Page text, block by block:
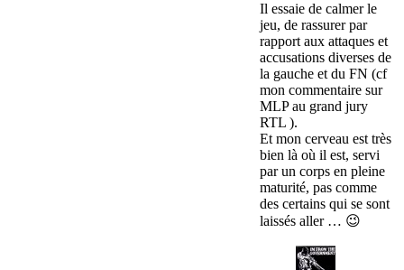
Il essaie de calmer le
jeu, de rassurer par
rapport aux attaques et
accusations diverses de
la gauche et du FN (cf
mon commentaire sur
MLP au grand jury
RTL ).
Et mon cerveau est très
bien là où il est, servi
par un corps en pleine
maturité, pas comme
des certains qui se sont
laissés aller … 😉